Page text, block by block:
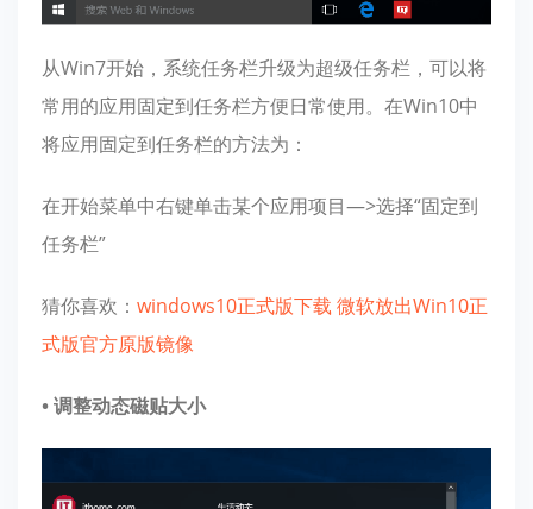
从Win7开始，系统任务栏升级为超级任务栏，可以将
常用的应用固定到任务栏方便日常使用。在Win10中
将应用固定到任务栏的方法为：
在开始菜单中右键单击某个应用项目—>选择“固定到
任务栏”
猜你喜欢： windows10正式版下载 微软放出Win10正
式版官方原版镜像
• 调整动态磁贴大小